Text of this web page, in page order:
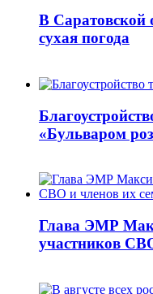
В Саратовской
сухая погода
«Бульваром
Глава ЭМР
участников